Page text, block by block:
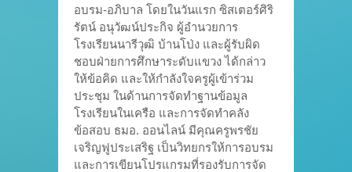
อบรม-อภิบาล โดยในวันแรก ซิสเตอร์ศิริ
รัตน์ อนุวัฒน์ประกิจ ผู้อำนวยการ
โรงเรียนนารีวุฒิ บ้านโป่ง และผู้รับผิด
ชอบฝ่ายการศึกษาระดับแขวง ได้กล่าว
ให้ข้อคิด และให้กำลังใจครูผู้เข้าร่วม
ประชุม ในด้านการจัดทำฐานข้อมูล
โรงเรียนในเครือ และการจัดทำคลัง
ข้อสอบ ธมอ. ออนไลน์ มีคุณครูพรชัย
เจริญฟูประเสริฐ เป็นวิทยกรให้การอบรม
และการเขียนโปรแกรมที่รองรับการจัด